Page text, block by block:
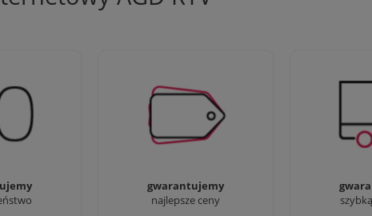
z 30-letnim
gwarantujemy
najlepsze ceny
Ciężko pracujemy aby zapewnić
najlepsze oferty
90% dostaw
bez